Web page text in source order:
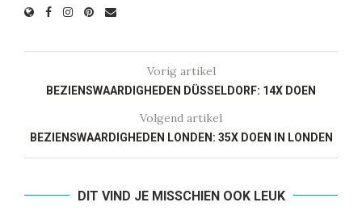
Vorig artikel
BEZIENSWAARDIGHEDEN DÜSSELDORF: 14X DOEN
Volgend artikel
BEZIENSWAARDIGHEDEN LONDEN: 35X DOEN IN LONDEN
DIT VIND JE MISSCHIEN OOK LEUK